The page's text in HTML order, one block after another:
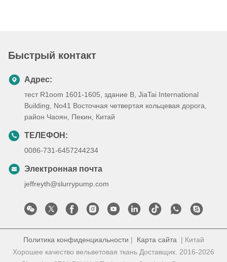
Быстрый контакт
Адрес:
тест R1oom 1601-1605, здание B, JiaTai International
Building, No41 Восточная четвертая кольцевая дорога,
район Чаоян, Пекин, Китай
ТЕЛЕФОН:
0086-731-6457244234
Электронная почта
jeffreyth@slurrypump.com
Политика конфиденциальности | Карта сайта | Китай
Хорошее качество вельветовая ткань Доставщик. 2016-2026